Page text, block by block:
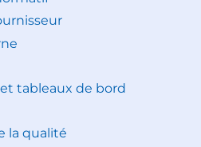
tableaux de bord
la qualité